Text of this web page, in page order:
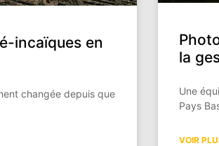
incaïques en
changée depuis que
la
Une
Pays
VOIR